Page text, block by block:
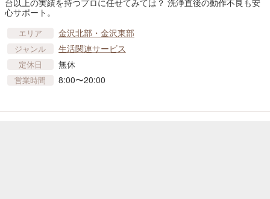
心サポート。
エリア 金沢北部・金沢東部
ジャンル 生活関連サービス
定休日 無休
営業時間 8:00〜20:00